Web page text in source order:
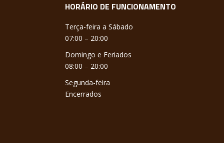
HORÁRIO DE FUNCIONAMENTO
Terça-feira a Sábado
07:00 – 20:00
Domingo e Feriados
08:00 – 20:00
Segunda-feira
Encerrados